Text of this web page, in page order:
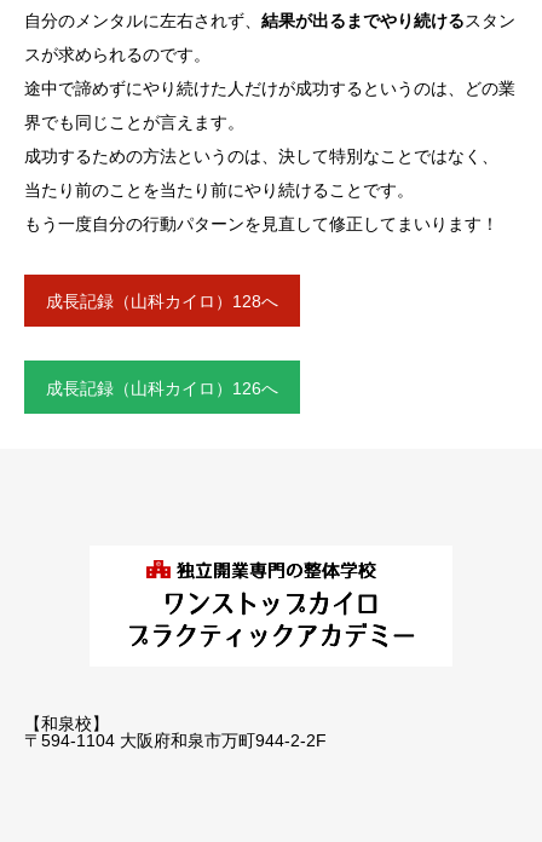
自分のメンタルに左右されず、 結果が出るまでやり続けるスタン
スが求められるのです。
途中で諦めずにやり続けた人だけが成功するというのは、どの業
界でも同じことが言えます。
成功するための方法というのは、決して特別なことではなく、
当たり前のことを当たり前にやり続けることです。
もう一度自分の行動パターンを見直して修正してまいります！
成長記録（山科カイロ）128へ
成長記録（山科カイロ）126へ
【和泉校】
〒594-1104 大阪府和泉市万町944-2-2F